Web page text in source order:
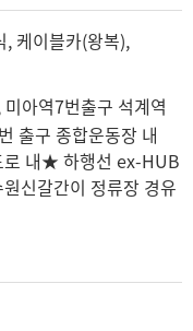
, 케이블카(왕복),
아역7번출구 석계역
출구 종합운동장 내
로 내★ 하행선 ex-HUB
신갈간이 정류장 경유